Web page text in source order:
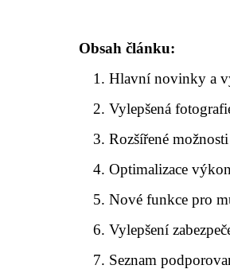
Obsah článku:
Hlavní novinky a
Vylepšená
Rozšířené
Optimalizace
Nové funkce pro
Vylepšení
Seznam